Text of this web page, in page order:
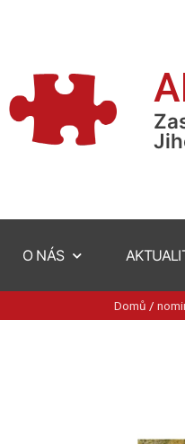
O NÁS
Domů /